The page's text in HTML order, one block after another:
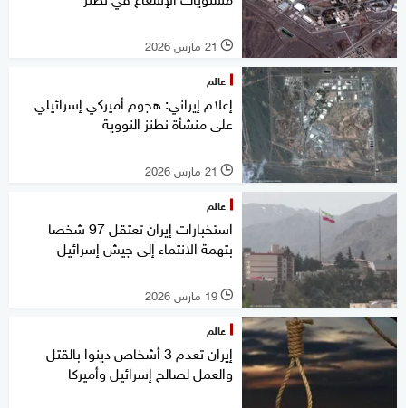
l 21 مارس 2026
عالم
إعلام إيراني: هجوم أميركي إسرائيلي
على منشأة نطنز النووية
l 21 مارس 2026
عالم
استخبارات إيران تعتقل 97 شخصا
بتهمة الانتماء إلى جيش إسرائيل
l 19 مارس 2026
عالم
إيران تعدم 3 أشخاص دينوا بالقتل
والعمل لصالح إسرائيل وأميركا